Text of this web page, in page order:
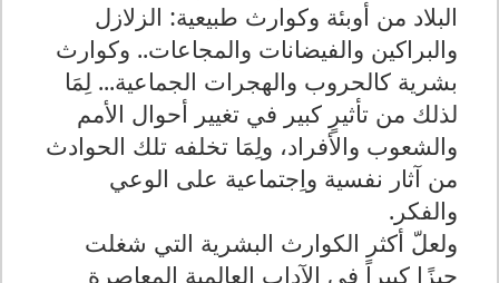
البلاد من أوبئة وكوارث طبيعية: الزلازل
والبراكين والفيضانات والمجاعات.. وكوارث
بشرية كالحروب والهجرات الجماعية... لِمَا
لذلك من تأثيرٍ كبير في تغيير أحوال الأمم
والشعوب والأفراد، ولِمَا تخلفه تلك الحوادث
من آثار نفسية واِجتماعية على الوعي
والفكر.
ولعلّ أكثر الكوارث البشرية التي شغلت
حيزًا كبيراً في الآداب العالمية المعاصرة